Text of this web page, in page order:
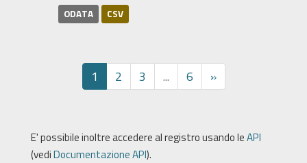
ODATA CSV
1 2 3 ... 6 »
E' possibile inoltre accedere al registro usando leAPI
(vediDocumentazione API).